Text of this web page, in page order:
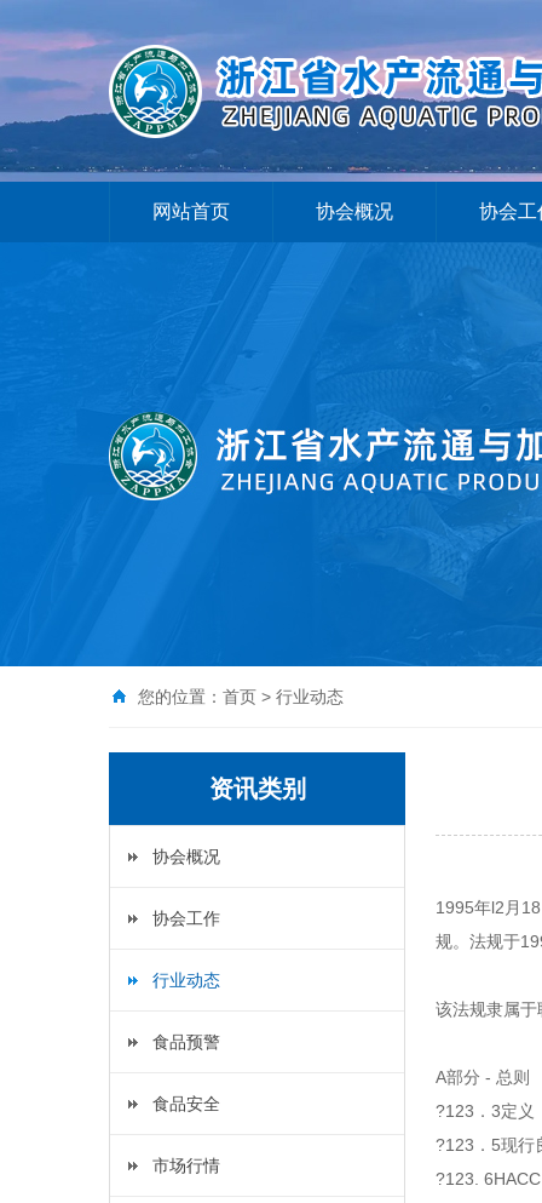
网站首页 协会概况 协会工
您的位置： 首页 > 行业动态
资讯类别
协会概况
协会工作
行业动态
食品预警
食品安全
市场行情
1995年l2月
规。法规于
该法规隶属
A部分 - 总则
?123．3定义
?123．5现行
?123.